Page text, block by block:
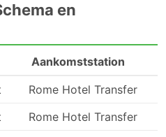
op de routekaart van
andere:
en
Aankomststation
Rome Hotel Transfer
Rome Hotel Transfer